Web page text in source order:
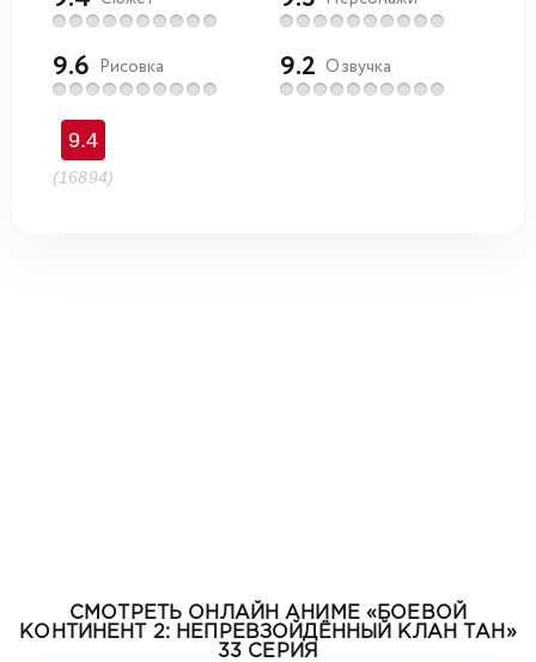
9.6 Рисовка 9.2 Озвучка
9.4
(16894)
СМОТРЕТЬ ОНЛАЙН АНИМЕ «БОЕВОЙ
КОНТИНЕНТ 2: НЕПРЕВЗОЙДЁННЫЙ КЛАН ТАН»
33 СЕРИЯ